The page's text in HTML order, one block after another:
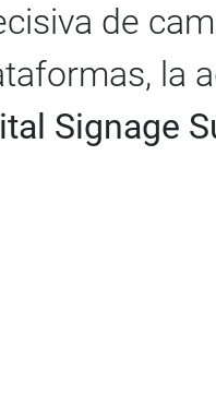
de
la
Signage